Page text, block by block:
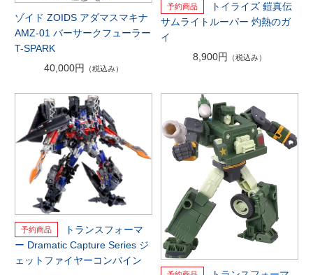
ゾイド ZOIDS アダマスマキナ
AMZ-01 バーサークフューラー
T-SPARK
40,000円
（税込み）
トイライズ 鎧真伝
サムライトルーパー 灼熱のガ
イ
8,900円
（税込み）
トランスフォーマ
ー Dramatic Capture Series ジ
ェットファイヤーコンバイン